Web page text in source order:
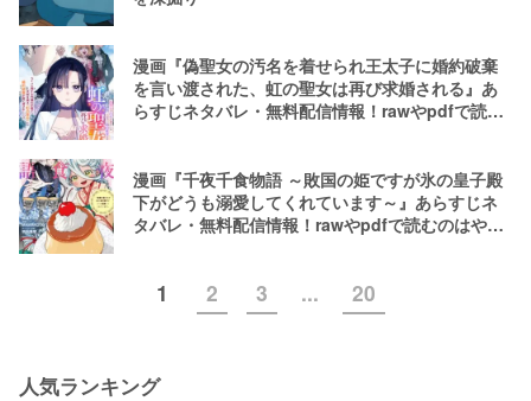
漫画『偽聖女の汚名を着せられ王太子に婚約破棄
を言い渡された、虹の聖女は再び求婚される』あ
らすじネタバレ・無料配信情報！rawやpdfで読む
漫画『千夜千食物語 ～敗国の姫ですが氷の皇子殿
下がどうも溺愛してくれています～』あらすじネ
タバレ・無料配信情報！rawやpdfで読むのはやめ
1 2 3 ... 20
人気ランキング